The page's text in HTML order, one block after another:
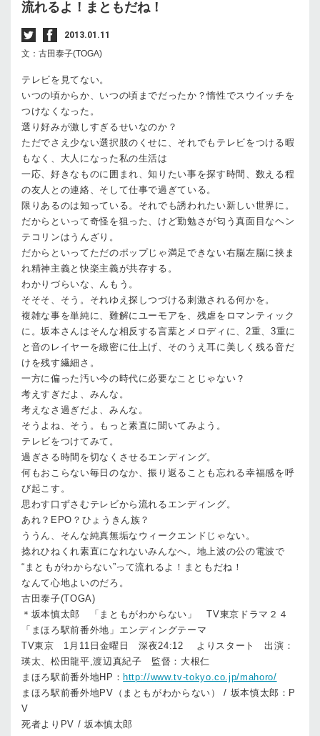
流れるよ！まともだね！
2013.01.11
文：古田泰子(TOGA)
テレビを見てない。
いつの頃からか、いつの頃までだったか？惰性でスウイッチを
つけなくなった。
選り好みが激しすぎるせいなのか？
ただでさえ少ない選択肢のくせに、それでもテレビをつける暇
もなく、大人になった私の生活は
一応、好きなものに囲まれ、知りたい事を探す時間、数える程
の友人との連絡、そして仕事で過ぎている。
限りあるのは知っている。それでも誘われたい新しい世界に。
だからといって奇怪を狙った、けど勤勉さが匂う真面目なヘン
テコリンはうんざり。
だからといってただのポップじゃ満足できない右脳左脳に挟ま
れ精神主義と快楽主義が共存する。
わかりづらいな、んもう。
そそそ、そう。それゆえ探しつづける刺激される何かを。
複雑な事を単純に、難解にユーモアを、残虐をロマンティック
に。坂本さんはそんな相反する言葉とメロディに、2重、3重に
と音のレイヤーを緻密に仕上げ、そのうえ耳に美しく残る音だ
けを残す繊細さ。
一方に偏った汚い今の時代に必要なことじゃない？
考えすぎだよ、みんな。
考えなさ過ぎだよ、みんな。
そうよね、そう。もっと素直に聞いてみよう。
テレビをつけてみて。
過ぎさる時間を切なくさせるエンディング。
何もおこらない毎日のなか、振り返ることも忘れる幸福感を呼
び起こす。
思わす口ずさむテレビから流れるエンディング。
あれ？EPO？ひょうきん族？
ううん、そんな純真無垢なウィークエンドじゃない。
捻れひねくれ素直になれないみんなへ。地上波の公の電波で
“まともがわからない”って流れるよ！まともだね！
なんて心地よいのだろ。
古田泰子(TOGA)
＊坂本慎太郎 「まともがわからない」 TV東京ドラマ２４
「まほろ駅前番外地」エンディングテーマ
TV東京 1月11日金曜日 深夜24:12 よりスタート 出演：
瑛太、松田龍平,渡辺真紀子 監督：大根仁
まほろ駅前番外地HP： http://www.tv-tokyo.co.jp/mahoro/
まほろ駅前番外地PV（まともがわからない） / 坂本慎太郎：P
V
死者よりPV / 坂本慎太郎